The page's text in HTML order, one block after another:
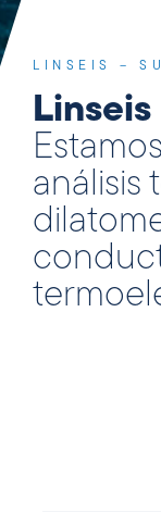
LINSEIS –
análisis